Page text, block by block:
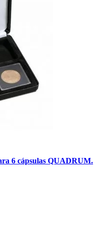
6 cápsulas QUADRUM.